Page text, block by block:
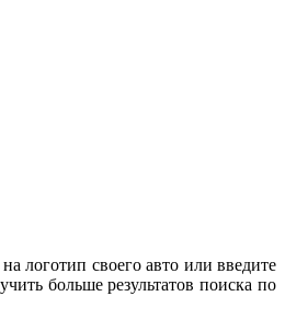
логотип своего авто или введите
больше результатов поиска по